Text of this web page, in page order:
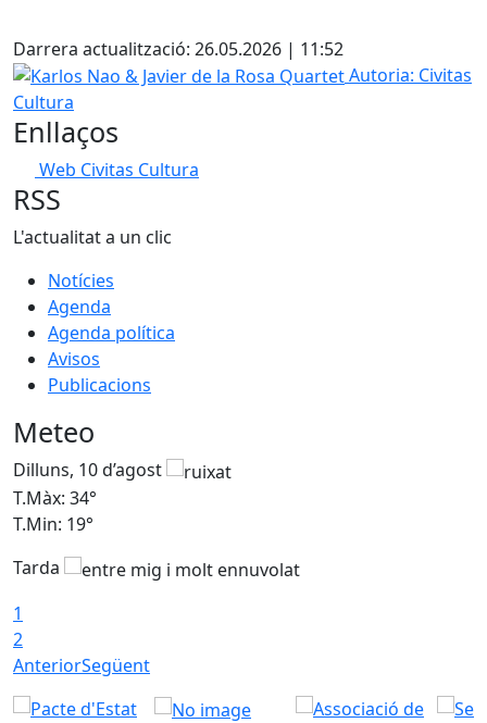
Darrera actualització: 26.05.2026 | 11:52
Karlos Nao & Javier de la Rosa Quartet
Autoria: Civitas
Cultura
Enllaços
Web Civitas Cultura
RSS
L'actualitat a un clic
Notícies
Agenda
Agenda política
Avisos
Publicacions
Meteo
Dilluns, 10 d’agost
T.Màx: 34°
T.Min: 19°
Tarda
1
2
AnteriorSegüent